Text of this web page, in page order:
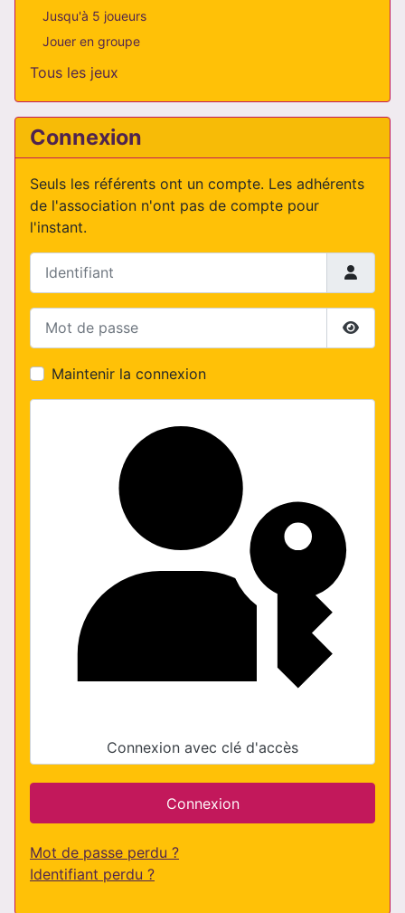
Jusqu'à 5 joueurs
Jouer en groupe
Tous les jeux
Connexion
Seuls les référents ont un compte. Les adhérents
de l'association n'ont pas de compte pour
l'instant.
Identifiant
Mot de passe
Maintenir la connexion
Connexion avec clé d'accès
Connexion
Mot de passe perdu ?
Identifiant perdu ?